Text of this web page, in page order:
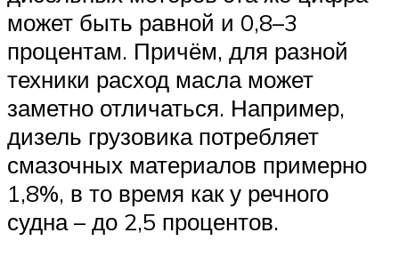
может быть равной и 0,8–3
процентам. Причём, для разной
техники расход масла может
заметно отличаться. Например,
дизель грузовика потребляет
смазочных материалов примерно
1,8%, в то время как у речного
судна – до 2,5 процентов.